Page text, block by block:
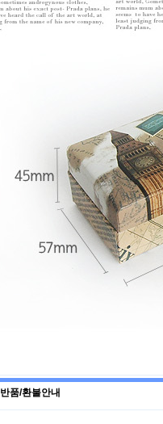
반품/환불안내